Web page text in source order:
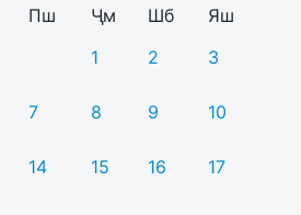
Пш Ҷм Шб
Яш
1
2 3
7 8 9 10
14 15 16 17